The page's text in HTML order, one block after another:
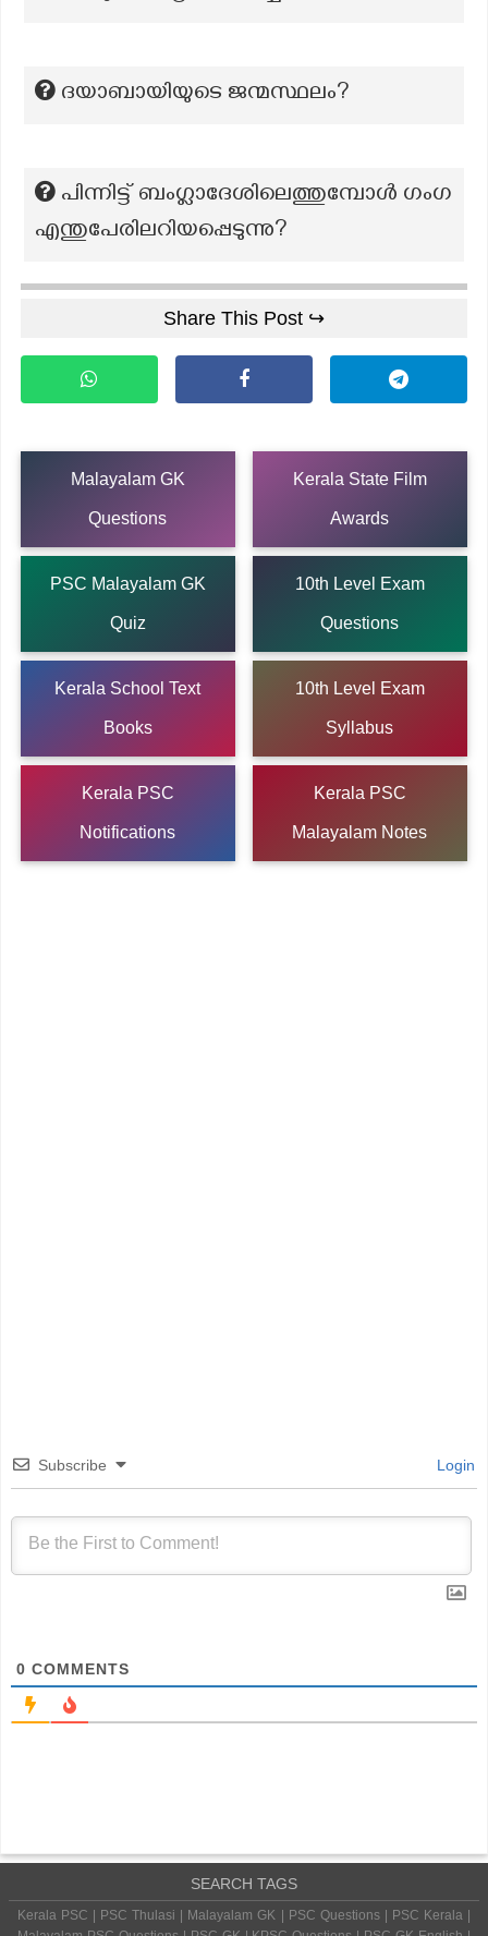
ദയാബായിയുടെ ജന്മസ്ഥലം?
പിന്നിട്ട് ബംഗ്ലാദേശിലെത്തുമ്പോൾ ഗംഗ
എന്തുപേരിലറിയപ്പെടുന്നു?
Share This Post ↪
Malayalam GK
Questions
Kerala State Film
Awards
PSC Malayalam GK
Quiz
10th Level Exam
Questions
Kerala School Text
Books
10th Level Exam
Syllabus
Kerala PSC
Notifications
Kerala PSC
Malayalam Notes
Subscribe Login
0 COMMENTS
SEARCH TAGS
Kerala PSC | PSC Thulasi | Malayalam GK | PSC Questions | PSC Kerala |